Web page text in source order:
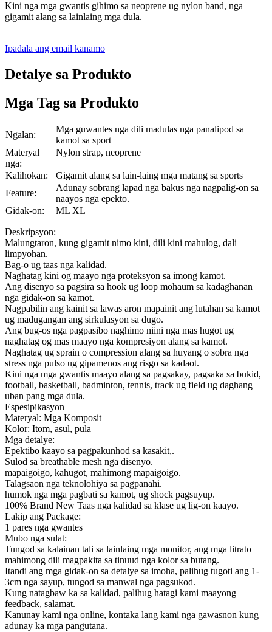
Kini nga mga gwantis gihimo sa neoprene ug nylon band, nga
gigamit alang sa lainlaing mga dula.
Ipadala ang email kanamo
Detalye sa Produkto
Mga Tag sa Produkto
Ngalan:
Mga guwantes nga dili madulas nga panalipod sa
kamot sa sport
Materyal
nga:
Nylon strap, neoprene
Kalihokan:
Gigamit alang sa lain-laing mga matang sa sports
Feature:
Adunay sobrang lapad nga bakus nga nagpalig-on sa
naayos nga epekto.
Gidak-on:
ML XL
Deskripsyon:
Malungtaron, kung gigamit nimo kini, dili kini mahulog, dali
limpyohan.
Bag-o ug taas nga kalidad.
Naghatag kini og maayo nga proteksyon sa imong kamot.
Ang disenyo sa pagsira sa hook ug loop mohaum sa kadaghanan
nga gidak-on sa kamot.
Nagpabilin ang kainit sa lawas aron mapainit ang lutahan sa kamot
ug madugangan ang sirkulasyon sa dugo.
Ang bug-os nga pagpasibo naghimo niini nga mas hugot ug
naghatag og mas maayo nga kompresiyon alang sa kamot.
Naghatag ug sprain o compression alang sa huyang o sobra nga
stress nga pulso ug gipamenos ang risgo sa kadaot.
Kini nga mga gwantis maayo alang sa pagsakay, pagsaka sa bukid,
football, basketball, badminton, tennis, track ug field ug daghang
uban pang mga dula.
Espesipikasyon
Materyal: Mga Komposit
Kolor: Itom, asul, pula
Mga detalye:
Epektibo kaayo sa pagpakunhod sa kasakit,.
Sulod sa breathable mesh nga disenyo.
mapaigoigo, kahugot, mahimong mapaigoigo.
Talagsaon nga teknolohiya sa pagpanahi.
humok nga mga pagbati sa kamot, ug shock pagsuyup.
100% Brand New Taas nga kalidad sa klase ug lig-on kaayo.
Lakip ang Package:
1 pares nga gwantes
Mubo nga sulat:
Tungod sa kalainan tali sa lainlaing mga monitor, ang mga litrato
mahimong dili magpakita sa tinuud nga kolor sa butang.
Itandi ang mga gidak-on sa detalye sa imoha, palihug tugoti ang 1-
3cm nga sayup, tungod sa manwal nga pagsukod.
Kung natagbaw ka sa kalidad, palihug hatagi kami maayong
feedback, salamat.
Kanunay kami nga online, kontaka lang kami nga gawasnon kung
adunay ka mga pangutana.